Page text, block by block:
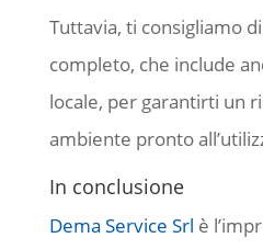
Tuttavia, ti consigliamo
completo, che include
locale, per garantirti un
ambiente pronto
In conclusione
Dema Service Srl è